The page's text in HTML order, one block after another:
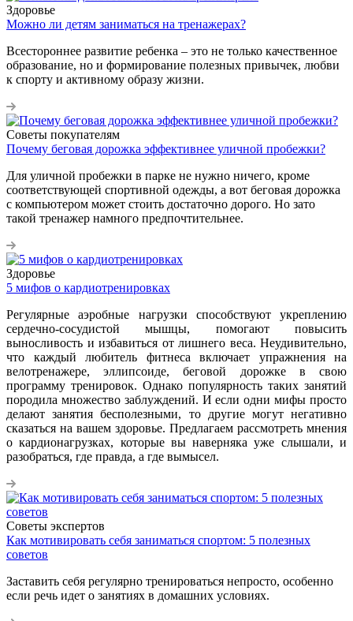
Здоровье
Можно ли детям заниматься на тренажерах?
Всестороннее развитие ребенка – это не только качественное
образование, но и формирование полезных привычек, любви
к спорту и активному образу жизни.
Советы покупателям
Почему беговая дорожка эффективнее уличной пробежки?
Для уличной пробежки в парке не нужно ничего, кроме
соответствующей спортивной одежды, а вот беговая дорожка
с компьютером может стоить достаточно дорого. Но зато
такой тренажер намного предпочтительнее.
Здоровье
5 мифов о кардиотренировках
Регулярные аэробные нагрузки способствуют укреплению
сердечно-сосудистой мышцы, помогают повысить
выносливость и избавиться от лишнего веса. Неудивительно,
что каждый любитель фитнеса включает упражнения на
велотренажере, эллипсоиде, беговой дорожке в свою
программу тренировок. Однако популярность таких занятий
породила множество заблуждений. И если одни мифы просто
делают занятия бесполезными, то другие могут негативно
сказаться на вашем здоровье. Предлагаем рассмотреть мнения
о кардионагрузках, которые вы наверняка уже слышали, и
разобраться, где правда, а где вымысел.
Советы экспертов
Как мотивировать себя заниматься спортом: 5 полезных
советов
Заставить себя регулярно тренироваться непросто, особенно
если речь идет о занятиях в домашних условиях.